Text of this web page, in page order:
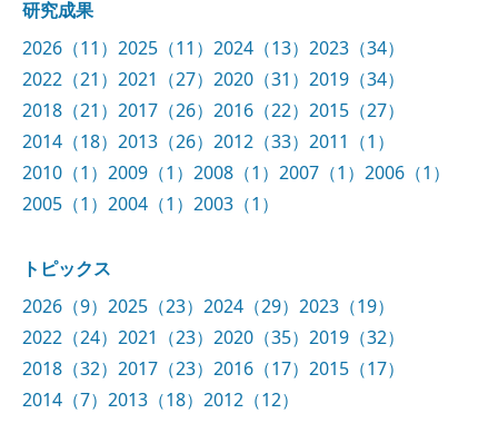
研究成果
2026（11） 2025（11） 2024（13） 2023（34）
2022（21） 2021（27） 2020（31） 2019（34）
2018（21） 2017（26） 2016（22） 2015（27）
2014（18） 2013（26） 2012（33） 2011（1）
2010（1） 2009（1） 2008（1） 2007（1） 2006（1）
2005（1） 2004（1） 2003（1）
トピックス
2026（9） 2025（23） 2024（29） 2023（19）
2022（24） 2021（23） 2020（35） 2019（32）
2018（32） 2017（23） 2016（17） 2015（17）
2014（7） 2013（18） 2012（12）